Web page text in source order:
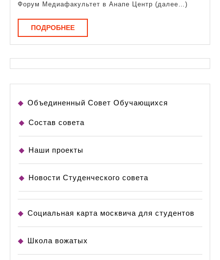
Форум Медиафакультет в Анапе Центр (далее…)
ПОДРОБНЕЕПОДРОБНЕЕ
Объединенный Совет Обучающихся
Состав совета
Наши проекты
Новости Студенческого совета
Социальная карта москвича для студентов
Школа вожатых